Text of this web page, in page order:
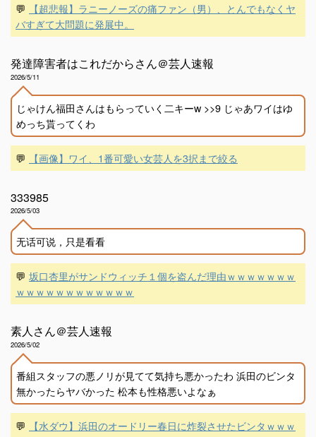
💬
【超悲報】ラニーノーズの痛ファン（男）、とんでもなくヤ
バすぎて大問題に発展中。
発達障害者はこれだからさん＠芸人速報
2026/5/11
じゃけん福田さんはもらっていく二キーw >>9 じゃあワイはゆ
めっち貰ってくわ
💬 【画像】ワイ、1番可愛い女芸人を3択まで絞る
333985
2026/5/03
无话可说，只是看看
💬 坂口杏里がサンドウィッチ１個を盗んだ理由ｗｗｗｗｗｗｗ
ｗｗｗｗｗｗｗｗｗｗｗｗ
素人さん＠芸人速報
2026/5/02
番組スタッフの悪ノリが見てて気持ち悪かったわ 浜田のビンタ
無かったらヤバかった 松本も性格悪いよなぁ
💬
【水ダウ】浜田のオードリー春日に炸裂させたビンタｗｗｗ